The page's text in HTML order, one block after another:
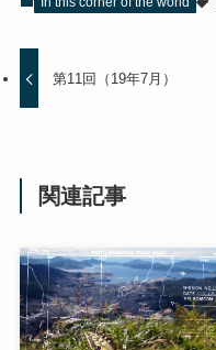
第11回（19年7月）
関連記事